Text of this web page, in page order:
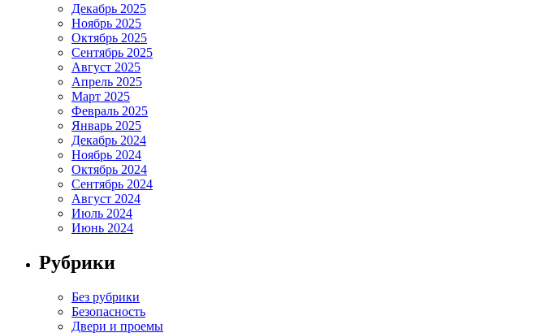
Декабрь 2025
Ноябрь 2025
Октябрь 2025
Сентябрь 2025
Август 2025
Апрель 2025
Март 2025
Февраль 2025
Январь 2025
Декабрь 2024
Ноябрь 2024
Октябрь 2024
Сентябрь 2024
Август 2024
Июль 2024
Июнь 2024
Рубрики
Без рубрики
Безопасность
Двери и проемы